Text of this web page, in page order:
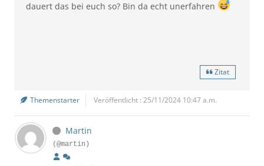
dauert das bei euch so? Bin da echt unerfahren
Zitat
Themenstarter Veröffentlicht : 25/11/2024 10:47 a.m.
Martin
(@martin)